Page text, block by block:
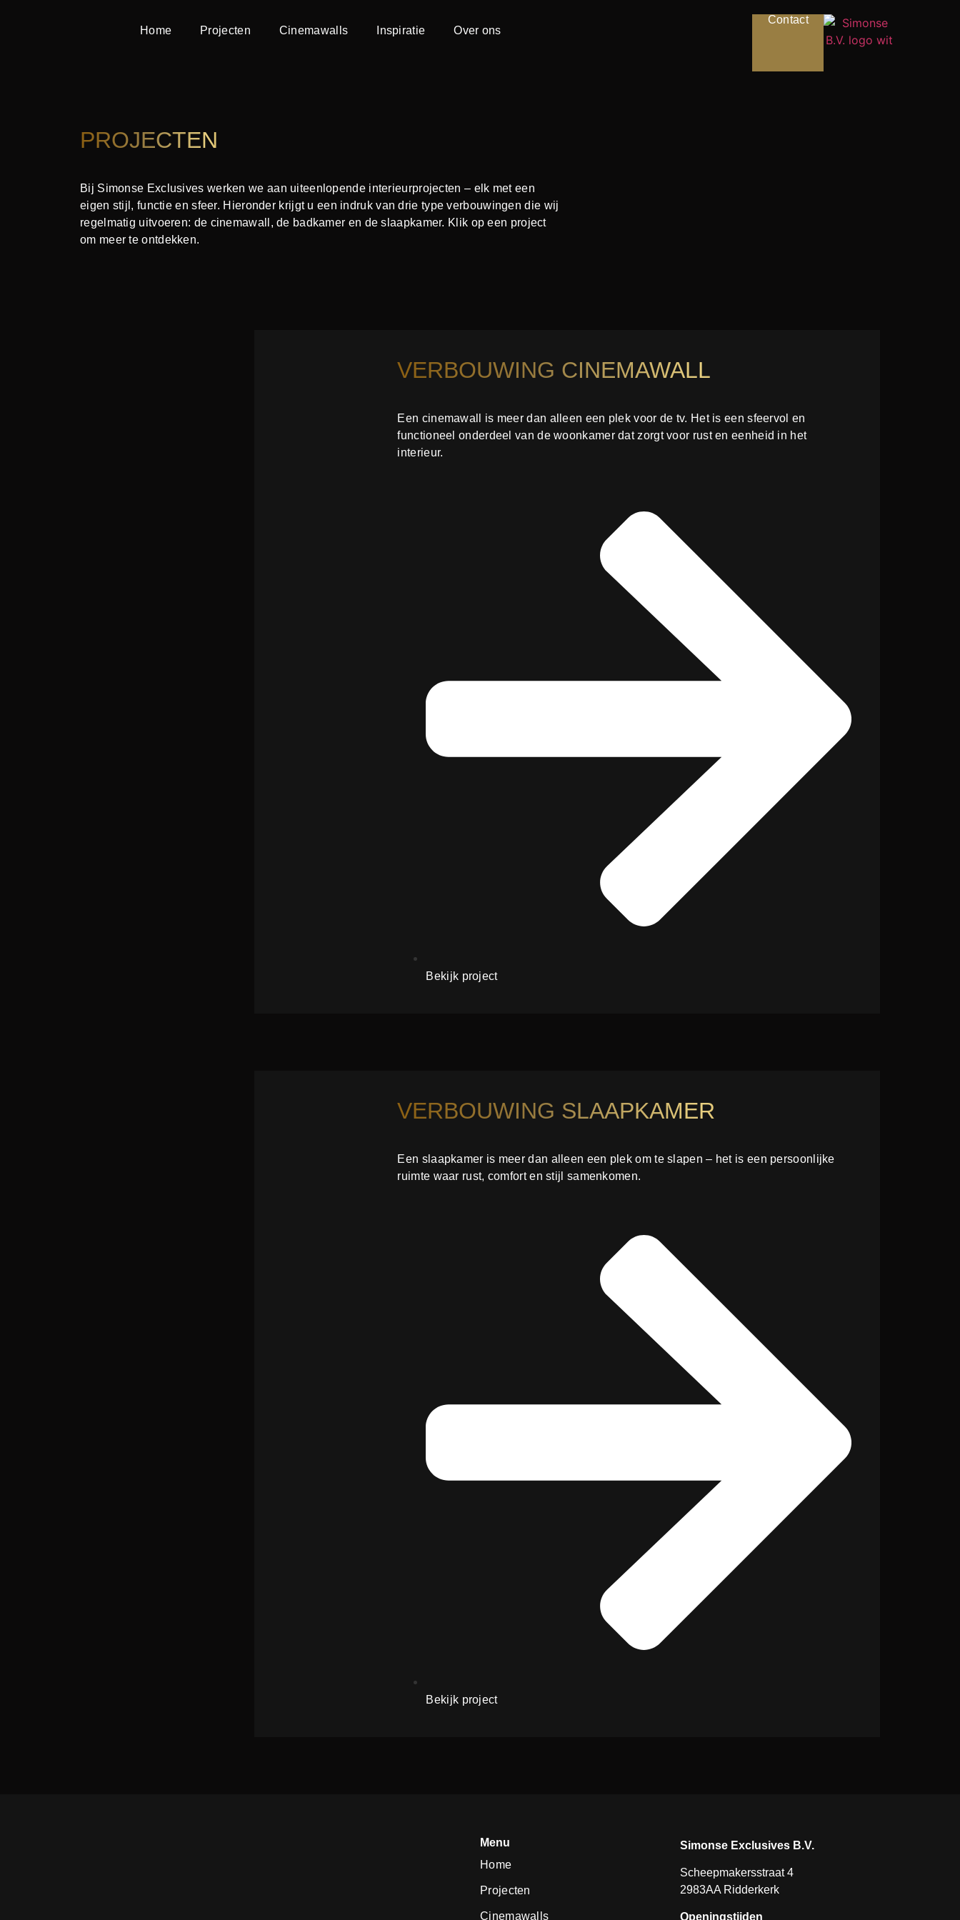
Home Projecten Cinemawalls Inspiratie Over ons
Contact
PROJECTEN
Bij Simonse Exclusives werken we aan uiteenlopende interieurprojecten – elk met een
eigen stijl, functie en sfeer. Hieronder krijgt u een indruk van drie type verbouwingen die wij
regelmatig uitvoeren: de cinemawall, de badkamer en de slaapkamer. Klik op een project
om meer te ontdekken.
VERBOUWING CINEMAWALL
Een cinemawall is meer dan alleen een plek voor de tv. Het is een sfeervol en
functioneel onderdeel van de woonkamer dat zorgt voor rust en eenheid in het
interieur.
Bekijk project
VERBOUWING SLAAPKAMER
Een slaapkamer is meer dan alleen een plek om te slapen – het is een persoonlijke
ruimte waar rust, comfort en stijl samenkomen.
Bekijk project
Menu
Home
Projecten
Cinemawalls
Simonse Exclusives B.V.
Scheepmakersstraat 4
2983AA Ridderkerk
Openingstijden